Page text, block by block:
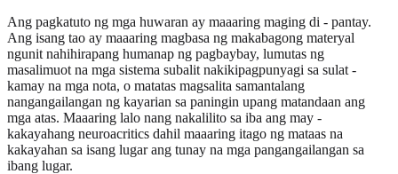
Ang pagkatuto ng mga huwaran ay maaaring maging di - pantay.
Ang isang tao ay maaaring magbasa ng makabagong materyal
ngunit nahihirapang humanap ng pagbaybay, lumutas ng
masalimuot na mga sistema subalit nakikipagpunyagi sa sulat -
kamay na mga nota, o matatas magsalita samantalang
nangangailangan ng kayarian sa paningin upang matandaan ang
mga atas. Maaaring lalo nang nakalilito sa iba ang may -
kakayahang neuroacritics dahil maaaring itago ng mataas na
kakayahan sa isang lugar ang tunay na mga pangangailangan sa
ibang lugar.